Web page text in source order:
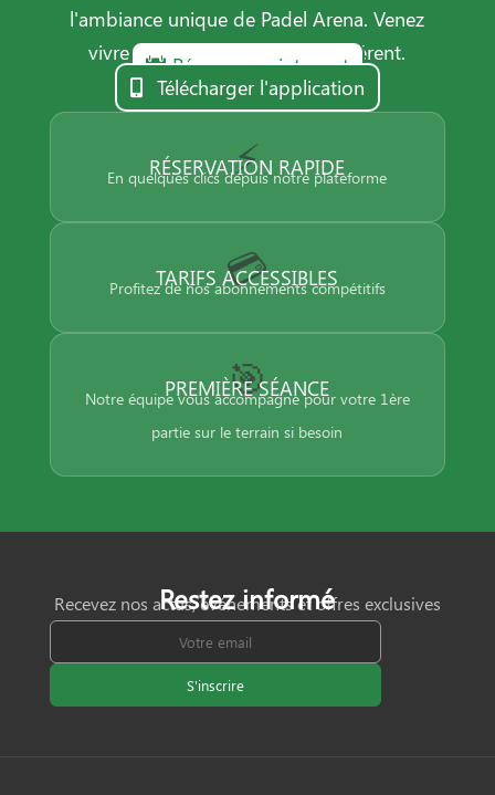
l'ambiance unique de Padel Arena. Venez
vivre l'expérience d'un club différent.
Réserver maintenant
Télécharger l'application
⚡
RÉSERVATION RAPIDE
En quelques clics depuis notre plateforme
💳
TARIFS ACCESSIBLES
Profitez de nos abonnements compétitifs
🎯
PREMIÈRE SÉANCE
Notre équipe vous accompagne pour votre 1ère
partie sur le terrain si besoin
Restez informé
Recevez nos actus, événements et offres exclusives